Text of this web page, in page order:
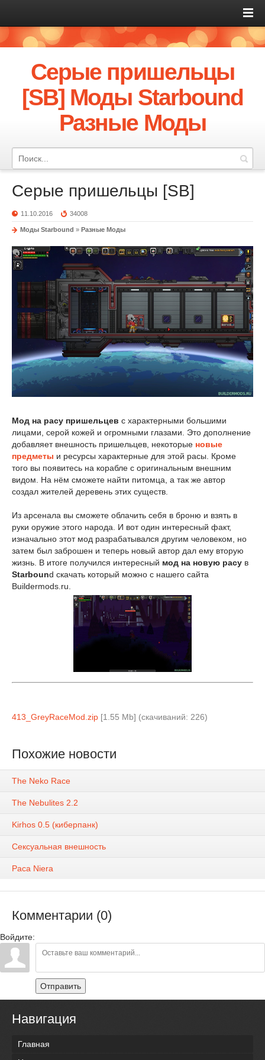
Серые пришельцы
[SB] Моды Starbound
Разные Моды
Серые пришельцы [SB]
11.10.2016 34008
Моды Starbound » Разные Моды
Мод на расу пришельцев с характерными большими
лицами, серой кожей и огромными глазами. Это дополнение
добавляет внешность пришельцев, некоторые новые
предметы и ресурсы характерные для этой расы. Кроме
того вы появитесь на корабле с оригинальным внешним
видом. На нём сможете найти питомца, а так же автор
создал жителей деревень этих существ.
Из арсенала вы сможете облачить себя в броню и взять в
руки оружие этого народа. И вот один интересный факт,
изначально этот мод разрабатывался другим человеком, но
затем был заброшен и теперь новый автор дал ему вторую
жизнь. В итоге получился интересный мод на новую расу в
Starbound скачать который можно с нашего сайта
Buildermods.ru.
413_GreyRaceMod.zip [1.55 Mb] (cкачиваний: 226)
Похожие новости
The Neko Race
The Nebulites 2.2
Kirhos 0.5 (киберпанк)
Сексуальная внешность
Раса Niera
Комментарии (0)
Войдите:
Отправить
Навигация
Главная